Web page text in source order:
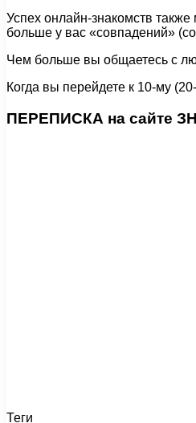
Успех онлайн-знакомств
больше у вас «совпадений»
Чем больше вы общаетесь с
Когда вы перейдете к 10-му
ПЕРЕПИСКА на сайте
Теги